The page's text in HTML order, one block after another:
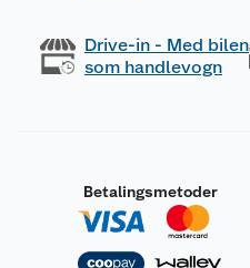
Drive-in - Med bilen
som handlevogn
Betalingsmetoder